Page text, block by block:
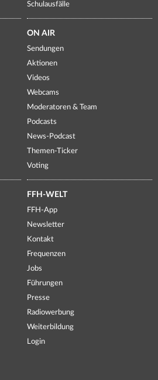
Schulausfälle
ON AIR
Sendungen
Aktionen
Videos
Webcams
Moderatoren & Team
Podcasts
News-Podcast
Themen-Ticker
Voting
FFH-WELT
FFH-App
Newsletter
Kontakt
Frequenzen
Jobs
Führungen
Presse
Radiowerbung
Weiterbildung
Login